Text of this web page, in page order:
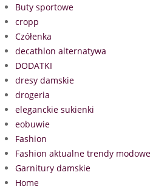
Buty sportowe
cropp
Czółenka
decathlon alternatywa
DODATKI
dresy damskie
drogeria
eleganckie sukienki
eobuwie
Fashion
Fashion aktualne trendy modowe
Garnitury damskie
Home